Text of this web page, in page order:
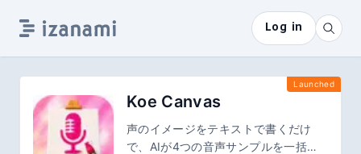
Log in
Launched
Koe Canvas
声のイメージをテキストで書くだけ
で、AIが4つの音声サンプルを一括生